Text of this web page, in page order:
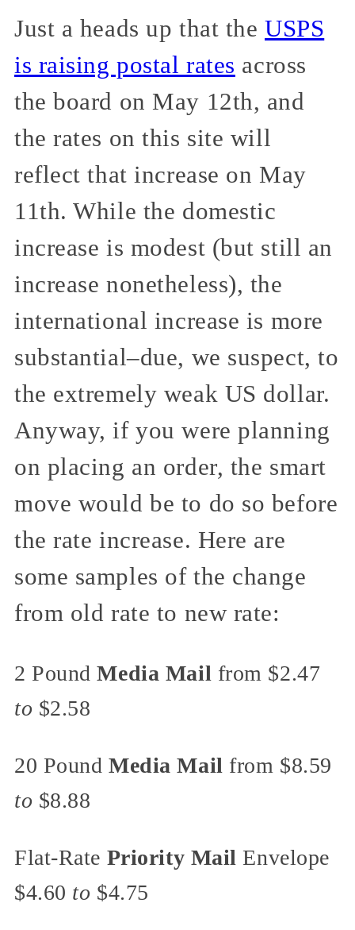
Just a heads up that the USPS
is raising postal rates across
the board on May 12th, and
the rates on this site will
reflect that increase on May
11th. While the domestic
increase is modest (but still an
increase nonetheless), the
international increase is more
substantial–due, we suspect, to
the extremely weak US dollar.
Anyway, if you were planning
on placing an order, the smart
move would be to do so before
the rate increase. Here are
some samples of the change
from old rate to new rate:
2 PoundMedia Mail from $2.47
to $2.58
20 PoundMedia Mail from $8.59
to $8.88
Flat-Rate Priority Mail Envelope
$4.60 to $4.75